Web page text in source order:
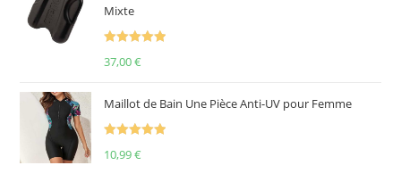
Mixte
37,00€
Maillot de Bain Une Pièce Anti-UV pour Femme
10,99€